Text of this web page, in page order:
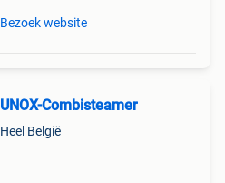
Bezoek website
UNOX-Combisteamer
Heel België